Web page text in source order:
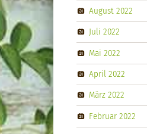
August 2022
Juli 2022
Mai 2022
April 2022
März 2022
Februar 2022